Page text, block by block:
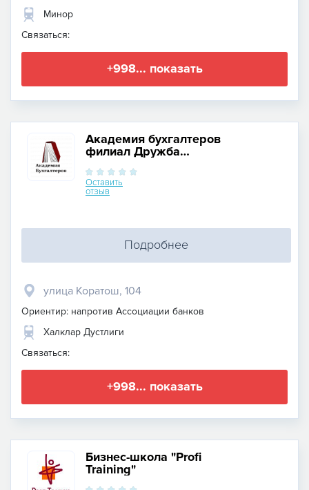
Минор
Связаться:
+998... показать
Академия бухгалтеров
филиал Дружба
Оставить
отзыв
Подробнее
улица Коратош, 104
Ориентир: напротив Ассоциации банков
Халклар Дустлиги
Связаться:
+998... показать
Бизнес-школа "Profi
Training"